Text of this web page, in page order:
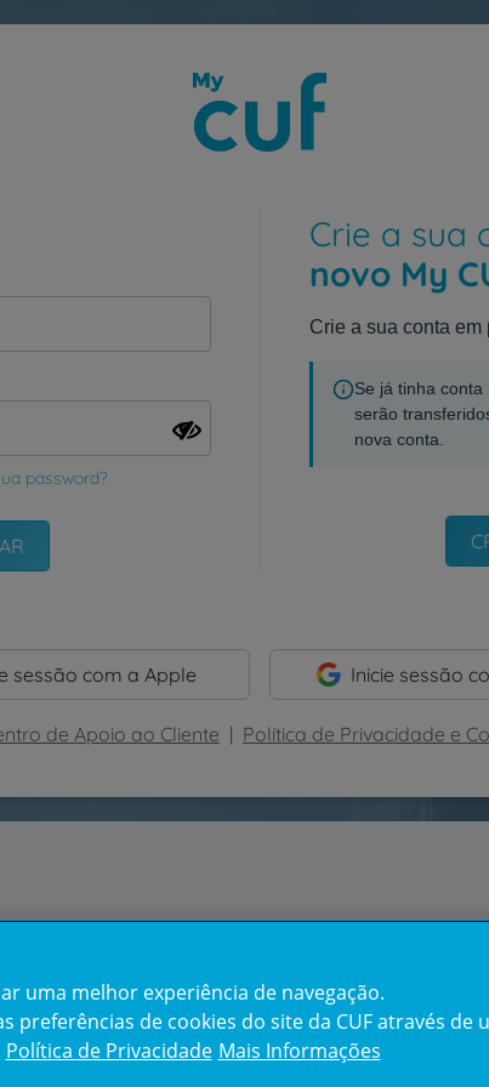
password?
Crie a sua
novo My
Crie a sua conta em
Se já tinha conta
serão
nova conta.
sessão com a Apple Inicie sessão
de Apoio ao Cliente | Política de Privacidade e
uma melhor experiência de navegação.
de cookies do site da CUF através de
Política de Privacidade Mais Informações